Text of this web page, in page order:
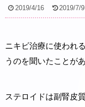
2019/4/16 2019/7/9
ニキビ治療に使われ
うのを聞いたことが
ステロイドは副腎皮